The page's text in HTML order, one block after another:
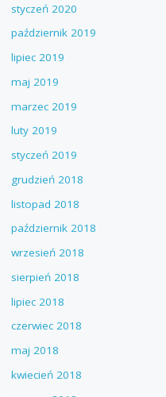
styczeń 2020
październik 2019
lipiec 2019
maj 2019
marzec 2019
luty 2019
styczeń 2019
grudzień 2018
listopad 2018
październik 2018
wrzesień 2018
sierpień 2018
lipiec 2018
czerwiec 2018
maj 2018
kwiecień 2018